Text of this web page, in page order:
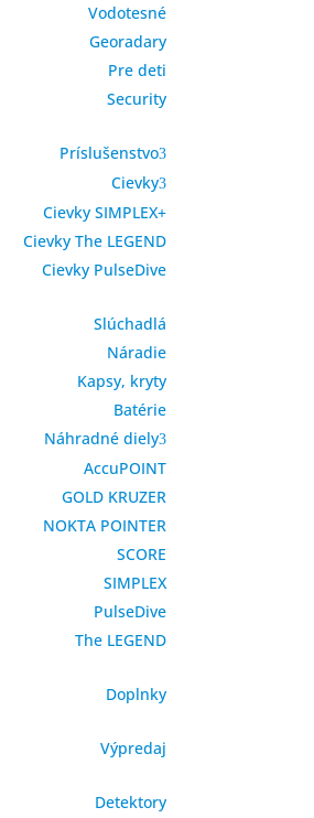
Vodotesné
Georadary
Pre deti
Security
Príslušenstvo
Cievky
Cievky SIMPLEX+
Cievky The LEGEND
Cievky PulseDive
Slúchadlá
Náradie
Kapsy, kryty
Batérie
Náhradné diely
AccuPOINT
GOLD KRUZER
NOKTA POINTER
SCORE
SIMPLEX
PulseDive
The LEGEND
Doplnky
Výpredaj
Detektory